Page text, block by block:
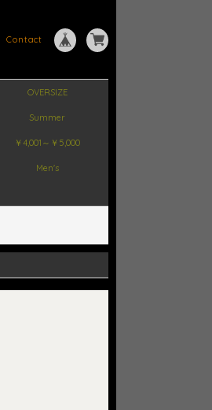
Contact
OVERSIZE
Summer
￥4,001～￥5,000
Men's